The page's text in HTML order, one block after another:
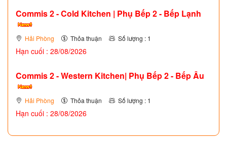
Commis 2 - Cold Kitchen | Phụ Bếp 2 - Bếp Lạnh
Hải Phòng Thỏa thuận Số lượng : 1
Hạn cuối : 28/08/2026
Commis 2 - Western Kitchen| Phụ Bếp 2 - Bếp Âu
Hải Phòng Thỏa thuận Số lượng : 1
Hạn cuối : 28/08/2026